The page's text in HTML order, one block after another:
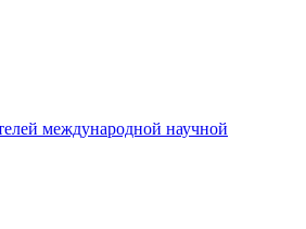
международной научной